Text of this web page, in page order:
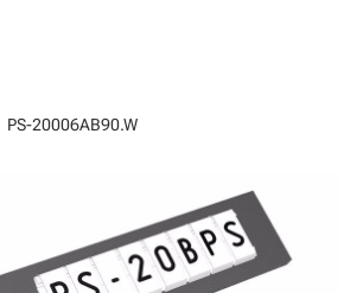
PS-20006AB90.W